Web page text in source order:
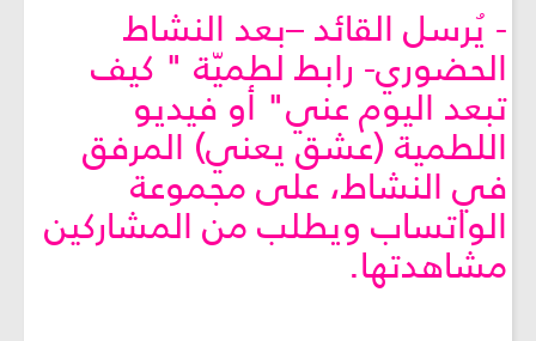
- يُرسل القائد –بعد النشاط
الحضوري- رابط لطميّة " كيف
تبعد اليوم عني" أو فيديو
اللطمية (عشق يعني) المرفق
في النشاط، على مجموعة
الواتساب ويطلب من المشاركين
مشاهدتها.